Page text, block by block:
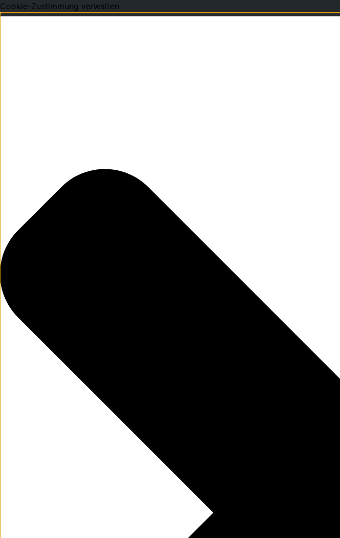
Cookie-Zustimmung verwalten